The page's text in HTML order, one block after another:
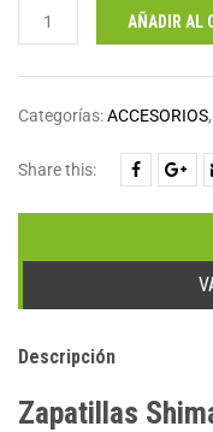
Zapatillas
Shimano
AÑADIR AL
Categorías:ACCESORIOS,
Share this:
Descripción
Zapatillas